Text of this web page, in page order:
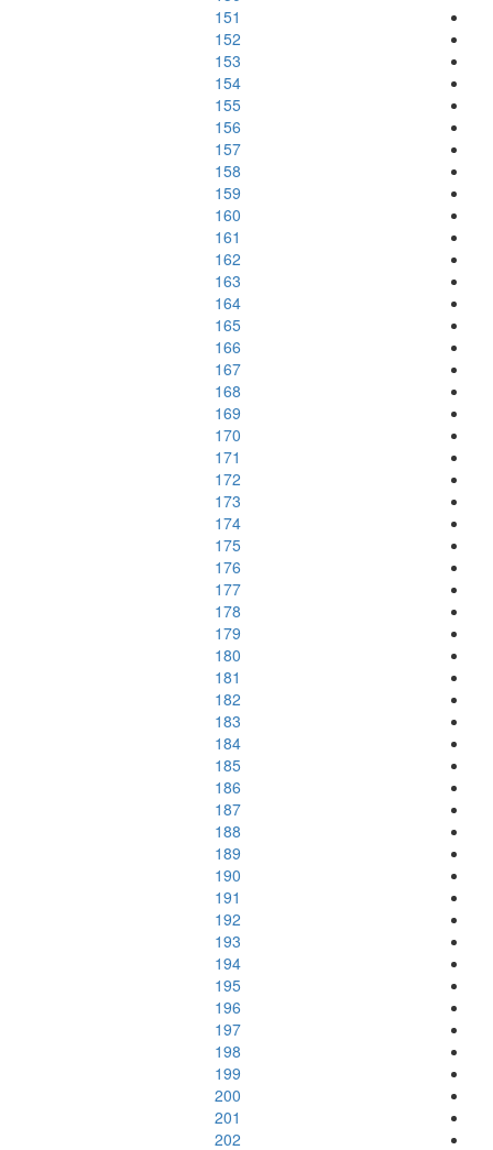
151
152
153
154
155
156
157
158
159
160
161
162
163
164
165
166
167
168
169
170
171
172
173
174
175
176
177
178
179
180
181
182
183
184
185
186
187
188
189
190
191
192
193
194
195
196
197
198
199
200
201
202